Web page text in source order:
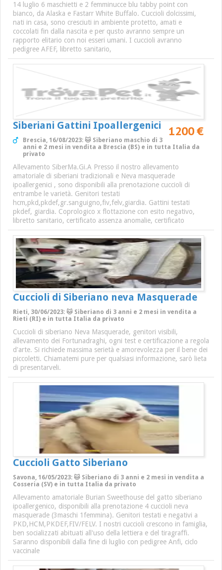
14 luglio 6 maschietti e 2 femminucce blu tabby point con
bianco, da Alaska e Fastarr White Buffalo. Cuccioli dolcissimi,
nati in casa, sono cresciuti in ambiente protetto, amati e
coccolati fin dalla nascita e per qusto avranno sempre un
rapporto elitario con noi esseri umani. I cuccioli avranno
pedigree AFEF, libretto sanitario,
Siberiani Gattini Ipoallergenici 1200 €
Brescia, 16/08/2023: 🐱 Siberiano maschio di 3
anni e 2 mesi in vendita a Brescia (BS) e in tutta Italia da
privato
Allevamento SiberMa.Gi.A Presso il nostro allevamento
amatoriale di siberiani tradizionali e Neva masquerade
ipoallergenici , sono disponibili alla prenotazione cuccioli di
entrambe le varietà. Genitori testati
hcm,pkd,pkdef,gr.sanguigno,fiv,felv,giardia. Gattini testati
pkdef, giardia. Coprologico x flottazione con esito negativo,
libretto sanitario, certificato assenza anomalie, certificato
Cuccioli di Siberiano neva Masquerade
Rieti, 30/06/2023: 🐱 Siberiano di 3 anni e 2 mesi in vendita a
Rieti (RI) e in tutta Italia da privato
Cuccioli di siberiano Neva Masquerade, genitori visibili,
allevamento dei Fortunadraghi, ogni test e certificazione a regola
d'arte. Si richiede massima serietà e amorevolezza per il bene dei
piccoletti. Chiamatemi pure per qualsiasi informazione, sarò lieta
di presentarveli.
Cuccioli Gatto Siberiano
Savona, 16/05/2023: 🐱 Siberiano di 3 anni e 2 mesi in vendita a
Cosseria (SV) e in tutta Italia da privato
Allevamento amatoriale Burian Sweethouse del gatto siberiano
ipoallergenico, disponibili alla prenotazione 4 cuccioli neva
masquerade (3maschi 1femmina). Genitori testati e negativi a
PKD,HCM,PKDEF,FIV/FELV. I nostri cuccioli crescono in famiglia,
ben socializzati abituati all'uso della lettiera e del tiragraffi.
Saranno disponibili dalla fine di luglio con pedigree Anfi, ciclo
vaccinale